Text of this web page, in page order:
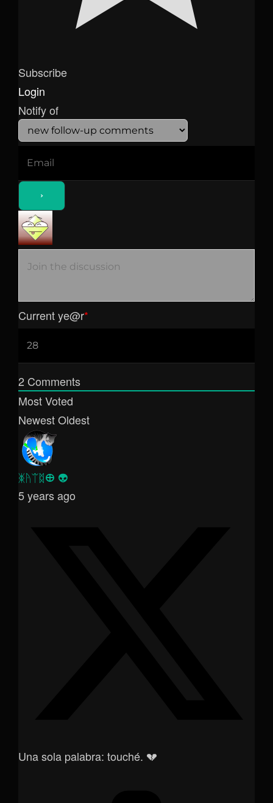
Subscribe
Login
Notify of
Current ye@r*
2 Comments
Most Voted
NewestOldest
ᛤᚤᛠᛥⴲ 👽
5 years ago
Una sola palabra: touché. 💔